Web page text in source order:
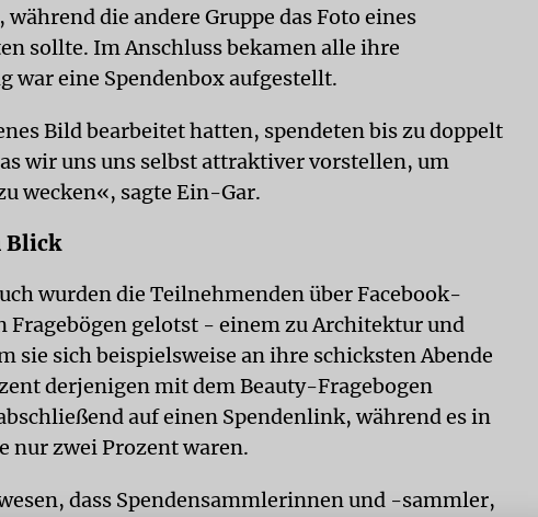
die andere Gruppe das Foto eines
sollte. Im Anschluss bekamen alle ihre
war eine Spendenbox aufgestellt.
Bild bearbeitet hatten, spendeten bis zu doppelt
wir uns uns selbst attraktiver vorstellen, um
wecken«, sagte Ein-Gar.
Blick
wurden die Teilnehmenden über Facebook-
Fragebögen gelotst - einem zu Architektur und
sie sich beispielsweise an ihre schicksten Abende
derjenigen mit dem Beauty-Fragebogen
auf einen Spendenlink, während es in
nur zwei Prozent waren.
dass Spendensammlerinnen und -sammler,